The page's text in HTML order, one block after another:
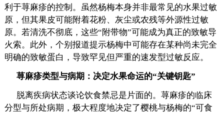
利于荨麻疹的控制。虽然杨梅本身并非最常见的水果过敏
原，但其果皮可能附着花粉、灰尘或农残等外源性过敏
原。若清洗不彻底，这些“附带物”可能成为真正的致敏导
火索。此外，个别报道提示杨梅中可能存在某种尚未完全
明确的致敏蛋白，导致罕见但严重的速发型过敏反应。
荨麻疹类型与病期：决定水果命运的“关键钥匙”
脱离疾病状态谈论饮食禁忌是片面的。荨麻疹的临床
分型与所处病期，极大程度地决定了樱桃与杨梅的“可食